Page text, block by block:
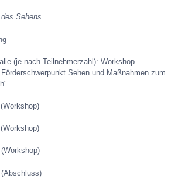
Sehens
(je nach Teilnehmerzahl): Workshop
Sehen und Maßnahmen zum